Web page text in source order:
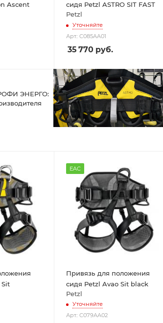
Ascent
сидя Petzl ASTRO SIT FAST
Petzl
Уточняйте
Арт.: C085AA01
35 770 руб.
ЭНЕРГО:
Sit
EAC
Привязь для положения
сидя Petzl Avao Sit black
Petzl
Уточняйте
Арт.: C079AA02